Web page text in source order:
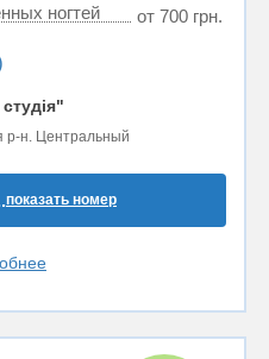
ногтей от 700 грн.
р-н. Центральный
показать номер